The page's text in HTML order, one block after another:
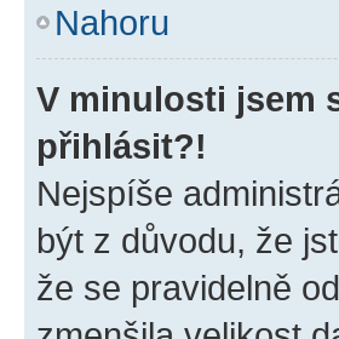
Nahoru
V minulosti jsem
přihlásit?!
Nejspíše
být z důvodu, že
že se pravidelně